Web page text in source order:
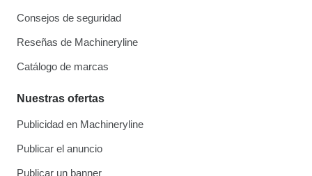
Consejos de seguridad
Reseñas de Machineryline
Catálogo de marcas
Nuestras ofertas
Publicidad en Machineryline
Publicar el anuncio
Publicar un banner